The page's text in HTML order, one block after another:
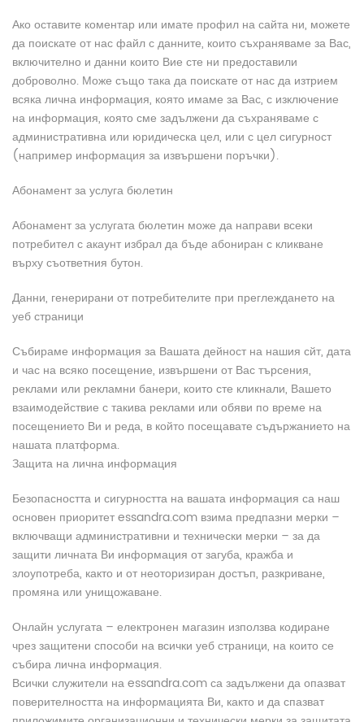
Ако оставите коментар или имате профил на сайта ни, можете
да поискате от нас файл с данните, които съхраняваме за Вас,
включително и данни които Вие сте ни предоставили
доброволно. Може също така да поискате от нас да изтрием
всяка лична информация, която имаме за Вас, с изключение
на информация, която сме задължени да съхраняваме с
административна или юридическа цел, или с цел сигурност
(например информация за извършени поръчки).
Абонамент за услуга бюлетин
Абонамент за услугата бюлетин може да направи всеки
потребител с акаунт избрал да бъде абониран с кликване
върху съответния бутон.
Данни, генерирани от потребителите при преглеждането на
уеб страници
Събираме информация за Вашата дейност на нашия сйт, дата
и час на всяко посещение, извършени от Вас търсения,
реклами или рекламни банери, които сте кликнали, Вашето
взаимодействие с такива реклами или обяви по време на
посещението Ви и реда, в който посещавате съдържанието на
нашата платформа.
Защита на лична информация
Безопасността и сигурността на вашата информация са наш
основен приоритет essandra.com взима предпазни мерки –
включващи административни и технически мерки – за да
защити личната Ви информация от загуба, кражба и
злоупотреба, както и от неоторизиран достъп, разкриване,
промяна или унищожаване.
Онлайн услугата – електронен магазин използва кодиране
чрез защитени способи на всички уеб страници, на които се
събира лична информация.
Всички служители на essandra.com са задължени да опазват
поверителността на информацията Ви, както и да спазват